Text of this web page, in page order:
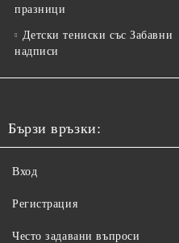
празници
Детски тениски със Забавни
надписи
Бързи връзки:
Вход
Регистрация
Често задавани въпроси